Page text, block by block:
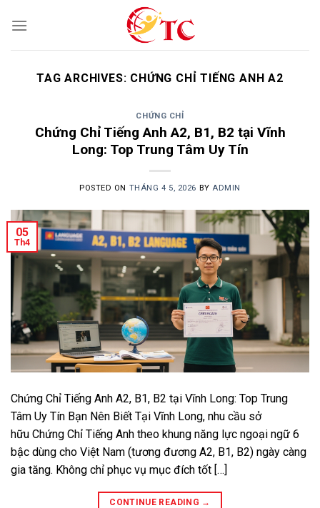
TAG ARCHIVES: CHỨNG CHỈ TIẾNG ANH A2
CHỨNG CHỈ
Chứng Chỉ Tiếng Anh A2, B1, B2 tại Vĩnh
Long: Top Trung Tâm Uy Tín
POSTED ON THÁNG 4 5, 2026 BY ADMIN
05
Th4
Chứng Chỉ Tiếng Anh A2, B1, B2 tại Vĩnh Long: Top Trung
Tâm Uy Tín Bạn Nên Biết Tại Vĩnh Long, nhu cầu sở
hữu Chứng Chỉ Tiếng Anh theo khung năng lực ngoại ngữ 6
bậc dùng cho Việt Nam (tương đương A2, B1, B2) ngày càng
gia tăng. Không chỉ phục vụ mục đích tốt […]
CONTINUE READING →